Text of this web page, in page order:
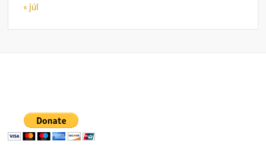
« júl